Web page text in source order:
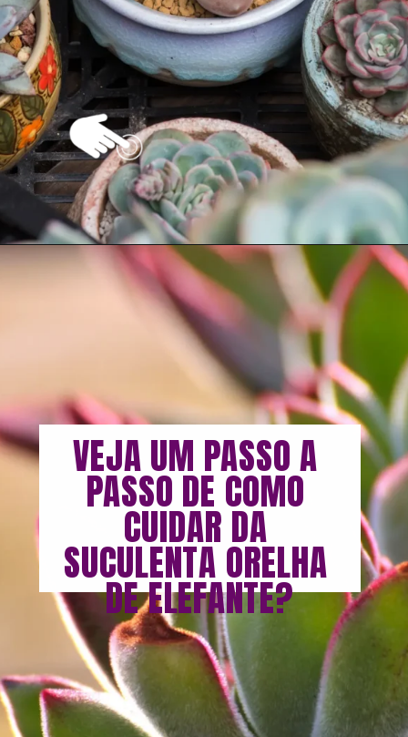
https://vivendoagro.com.br/suculenta-orelha-de-elefante-sao-perfeitas-para-decoracoes.html
VEJA UM PASSO A
PASSO DE COMO
CUIDAR DA
SUCULENTA ORELHA
DE ELEFANTE?